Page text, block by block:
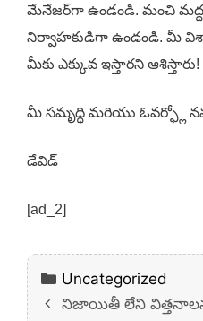
మేనేజర్‌గా ఉండండి. మంచి
నిర్వాహకుడిగా ఉండండి. మీ
మీకు ఎక్కువ ఇస్తారని ఆశిస్తారు!
మీ సమృద్ధి మరియు ఓవర్ఫ్లో
డేవిడ్
[ad_2]
Categories
Uncategorized
నిజాయితీ లేని